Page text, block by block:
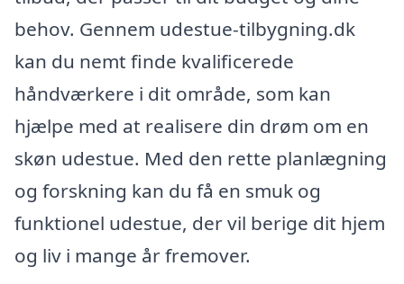
behov. Gennem udestue-tilbygning.dk
kan du nemt finde kvalificerede
håndværkere i dit område, som kan
hjælpe med at realisere din drøm om en
skøn udestue. Med den rette planlægning
og forskning kan du få en smuk og
funktionel udestue, der vil berige dit hjem
og liv i mange år fremover.